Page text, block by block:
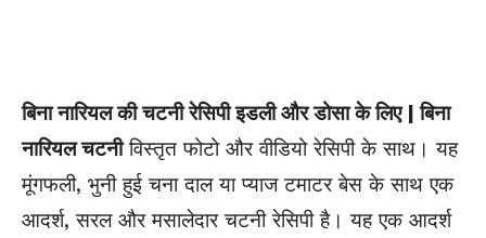
बिना नारियल की चटनी रेसिपी इडली और डोसा के लिए | बिना
नारियल चटनीविस्तृत फोटो और वीडियो रेसिपी के साथ। यह
मूंगफली, भुनी हुई चना दाल या प्याज टमाटर बेस के साथ एक
आदर्श, सरल और मसालेदार चटनी रेसिपी है। यह एक आदर्श